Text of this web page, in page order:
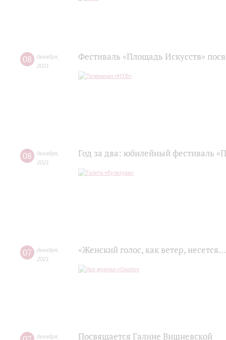
08 декабря
2021
Фестиваль «Площадь Искусств»
08 декабря
2021
Год за два: юбилейный фестиваль
07 декабря
2021
«Женский голос, как ветер,
декабря Посвящается Галине Вишневской